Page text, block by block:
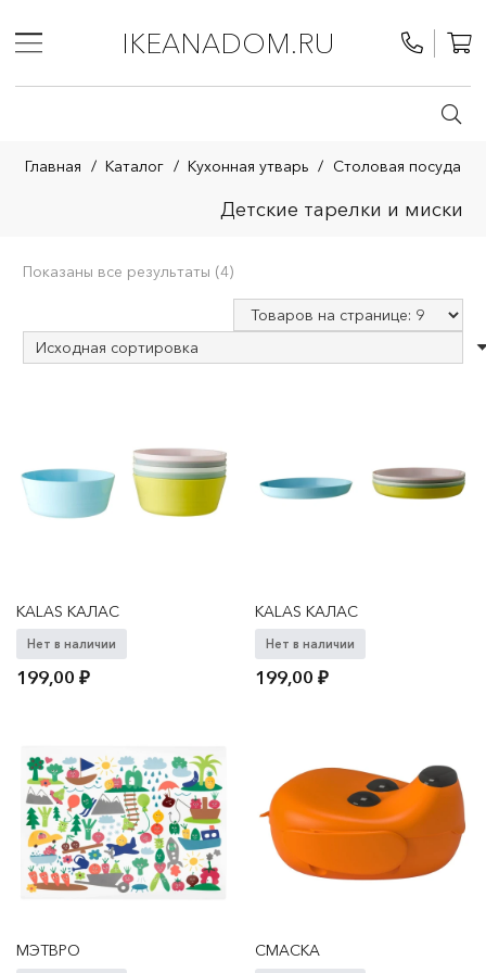
IKEANADOM.RU
Главная / Каталог / Кухонная утварь / Столовая посуда
Детские тарелки и миски
Показаны все результаты (4)
KALAS КАЛАС
Нет в наличии
199,00₽
KALAS КАЛАС
Нет в наличии
199,00₽
МЭТВРО СМАСКА